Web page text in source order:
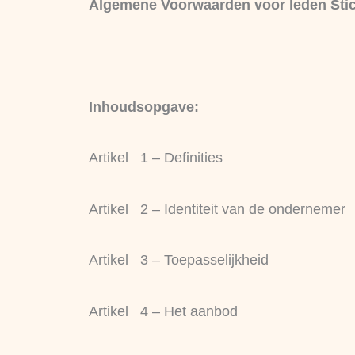
Algemene Voorwaarden voor leden
Inhoudsopgave:
Artikel 1 – Definities
Artikel 2 – Identiteit van de ondernemer
Artikel 3 – Toepasselijkheid
Artikel 4 – Het aanbod